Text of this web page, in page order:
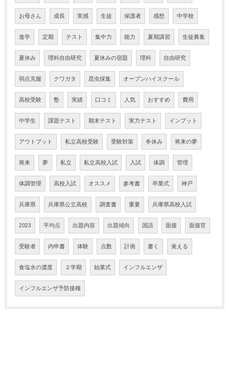
お母さん 成長 実感 生徒 保護者 感想 中学校
進学 定期 テスト 集中力 能力 夏期講習 生徒募集
夏休み 理科自由研究 夏休みの宿題 理科 自由研究
弱点克服 クワガタ 昆虫採集 オープンハイスクール
高校受験 塾 実績 口コミ 人気 おすすめ 費用
中学生 課題テスト 期末テスト 実力テスト インプット
アウトプット 私立高校受験 受験対策 冬休み 将来の夢
将来 夢 私立 私立高校入試 入試 体調 管理
体調管理 高校入試 オススメ 参考書 卒業式 神戸
兵庫県 兵庫県公立高校 調査書 重要 兵庫県高校入試
2023 平均点 出題内容 出題傾向 国語 面接 面接官
受験者 内申書 体験 点数 計画 書く 覚える
食塩水の濃度 ２学期 始業式 インフルエンザ
インフルエンザ予防接種